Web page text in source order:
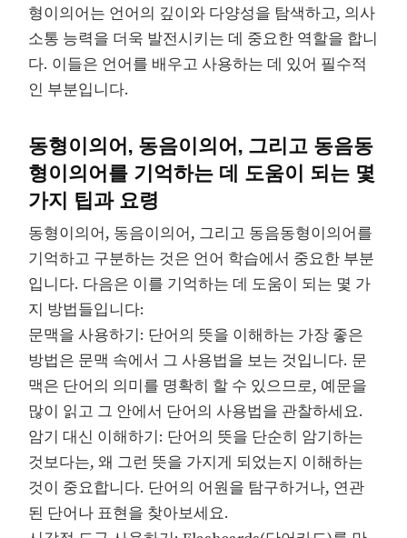
형이의어는 언어의 깊이와 다양성을 탐색하고, 의사
소통 능력을 더욱 발전시키는 데 중요한 역할을 합니
다. 이들은 언어를 배우고 사용하는 데 있어 필수적
인 부분입니다.
동형이의어, 동음이의어, 그리고 동음동
형이의어를 기억하는 데 도움이 되는 몇
가지 팁과 요령
동형이의어, 동음이의어, 그리고 동음동형이의어를
기억하고 구분하는 것은 언어 학습에서 중요한 부분
입니다. 다음은 이를 기억하는 데 도움이 되는 몇 가
지 방법들입니다:
문맥을 사용하기: 단어의 뜻을 이해하는 가장 좋은
방법은 문맥 속에서 그 사용법을 보는 것입니다. 문
맥은 단어의 의미를 명확히 할 수 있으므로, 예문을
많이 읽고 그 안에서 단어의 사용법을 관찰하세요.
암기 대신 이해하기: 단어의 뜻을 단순히 암기하는
것보다는, 왜 그런 뜻을 가지게 되었는지 이해하는
것이 중요합니다. 단어의 어원을 탐구하거나, 연관
된 단어나 표현을 찾아보세요.